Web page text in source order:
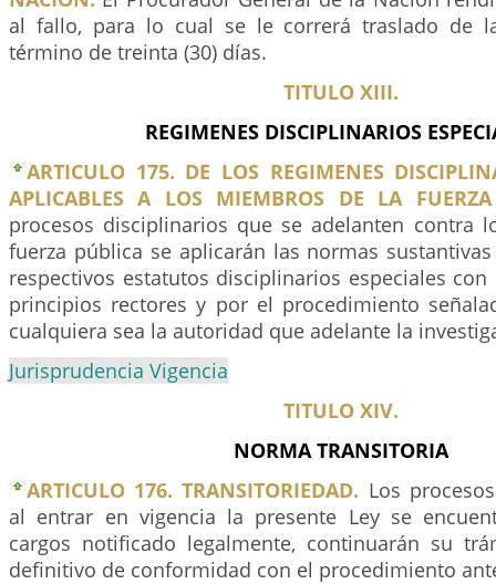
al fallo, para lo cual se le correrá traslado de
término de treinta (30) días.
TITULO XIII.
REGIMENES DISCIPLINARIOS
ARTICULO 175. DE LOS REGIMENES
APLICABLES A LOS MIEMBROS DE LA
procesos disciplinarios que se adelanten contra
fuerza pública se aplicarán las normas
respectivos estatutos disciplinarios especiales
principios rectores y por el procedimiento
cualquiera sea la autoridad que adelante la
Jurisprudencia Vigencia
TITULO XIV.
NORMA TRANSITORIA
ARTICULO 176. TRANSITORIEDAD. Los
al entrar en vigencia la presente Ley se
cargos notificado legalmente, continuarán su
definitivo de conformidad con el procedimiento